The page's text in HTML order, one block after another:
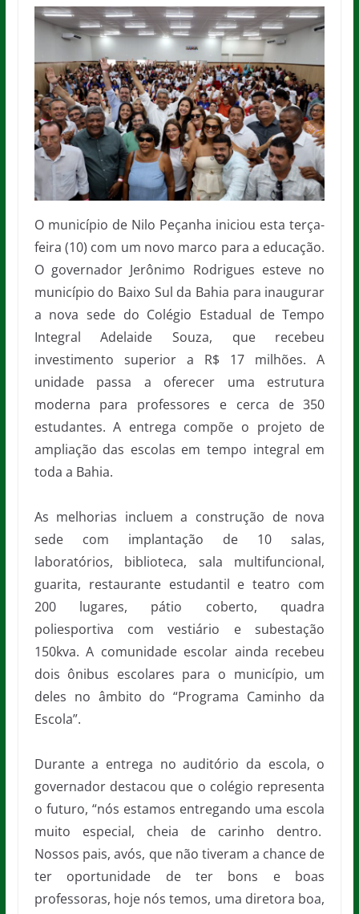
O município de Nilo Peçanha iniciou esta terça-
feira (10) com um novo marco para a educação.
O governador Jerônimo Rodrigues esteve no
município do Baixo Sul da Bahia para inaugurar
a nova sede do Colégio Estadual de Tempo
Integral Adelaide Souza, que recebeu
investimento superior a R$ 17 milhões. A
unidade passa a oferecer uma estrutura
moderna para professores e cerca de 350
estudantes. A entrega compõe o projeto de
ampliação das escolas em tempo integral em
toda a Bahia.
As melhorias incluem a construção de nova
sede com implantação de 10 salas,
laboratórios, biblioteca, sala multifuncional,
guarita, restaurante estudantil e teatro com
200 lugares, pátio coberto, quadra
poliesportiva com vestiário e subestação
150kva. A comunidade escolar ainda recebeu
dois ônibus escolares para o município, um
deles no âmbito do “Programa Caminho da
Escola”.
Durante a entrega no auditório da escola, o
governador destacou que o colégio representa
o futuro, “nós estamos entregando uma escola
muito especial, cheia de carinho dentro.
Nossos pais, avós, que não tiveram a chance de
ter oportunidade de ter bons e boas
professoras, hoje nós temos, uma diretora boa,